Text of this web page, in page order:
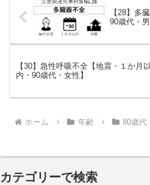
【28】多
90歳代・男
【30】急性呼吸不全【地震・１か月以
内・90歳代・女性】
ホーム 年齢 80歳代
カテゴリーで検索